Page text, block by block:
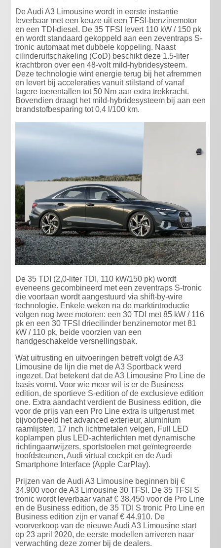
De Audi A3 Limousine wordt in eerste instantie
leverbaar met een keuze uit een TFSI-benzinemotor
en een TDI-diesel. De 35 TFSI levert 110 kW / 150 pk
en wordt standaard gekoppeld aan een zeventraps S-
tronic automaat met dubbele koppeling. Naast
cilinderuitschakeling (CoD) beschikt deze 1.5-liter
krachtbron over een 48-volt mild-hybridesysteem.
Deze technologie wint energie terug bij het afremmen
en levert bij acceleraties vanuit stilstand of vanaf
lagere toerentallen tot 50 Nm aan extra trekkracht.
Bovendien draagt het mild-hybridesysteem bij aan een
brandstofbesparing tot 0,4 l/100 km.
De 35 TDI (2,0-liter TDI, 110 kW/150 pk) wordt
eveneens gecombineerd met een zeventraps S-tronic
die voortaan wordt aangestuurd via shift-by-wire
technologie. Enkele weken na de marktintroductie
volgen nog twee motoren: een 30 TDI met 85 kW / 116
pk en een 30 TFSI driecilinder benzinemotor met 81
kW / 110 pk, beide voorzien van een
handgeschakelde versnellingsbak.
Wat uitrusting en uitvoeringen betreft volgt de A3
Limousine de lijn die met de A3 Sportback werd
ingezet. Dat betekent dat de A3 Limousine Pro Line de
basis vormt. Voor wie meer wil is er de Business
edition, de sportieve S-edition of de exclusieve edition
one. Extra aandacht verdient de Business edition, die
voor de prijs van een Pro Line extra is uitgerust met
bijvoorbeeld het advanced exterieur, aluminium
raamlijsten, 17 inch lichtmetalen velgen, Full LED
koplampen plus LED-achterlichten met dynamische
richtingaanwijzers, sportstoelen met geïntegreerde
hoofdsteunen, Audi virtual cockpit en de Audi
Smartphone Interface (Apple CarPlay).
Prijzen van de Audi A3 Limousine beginnen bij €
34.900 voor de A3 Limousine 30 TFSI. De 35 TFSI S
tronic wordt leverbaar vanaf € 38.450 voor de Pro Line
en de Business edition, de 35 TDI S tronic Pro Line en
Business edition zijn er vanaf € 44.910. De
voorverkoop van de nieuwe Audi A3 Limousine start
op 23 april 2020, de eerste modellen arriveren naar
verwachting deze zomer bij de dealers.